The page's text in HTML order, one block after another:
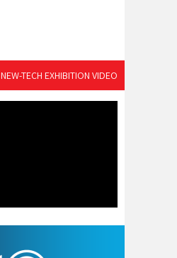
NEW-TECH EXHIBITION VIDEO